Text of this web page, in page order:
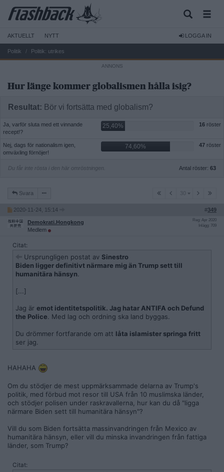
AKTUELLT NYTT LOGGA IN
Politik Politik: utrikes
Hur länge kommer globalismen hålla isig?
Resultat: Bör vi fortsätta med globalism?
Ja, varför sluta med ett vinnande
recept!?
25,40% 16 röster
Nej, dags för nationalism igen,
omväxling förnöjer!
74,60% 47 röster
Antal röster: 63
Du får inte rösta i den här omröstningen.
Svara 30
2020-11-24, 15:14 #349
Demokrati.Hongkong
Medlem
Reg: Apr 2020
Inlägg: 709
Citat:
Ursprungligen postat av Sinestro
Biden ligger definitivt närmare mig än Trump sett till
humanitära hänsyn
[...]
Jag är emot identitetspolitik. Jag hatar ANTIFA och Defund
the Police . Med lag och ordning ska land byggas.
Du drömmer fortfarande om att låta islamister springa fritt
ser jag.
HAHAHA
Om du stödjer de mest uppmärksammade delarna av Trump's
politik, med förbud mot resor till USA från 10 muslimska länder,
och stödjer polisen under raskravallerna, hur kan du då "ligga
närmare Biden sett till humanitära hänsyn"?
Vill du som Biden fortsätta massinvandringen från Mexico av
humanitära hänsyn, eller vill du minska invandringen från fattiga
länder, som Trump?
Citat: